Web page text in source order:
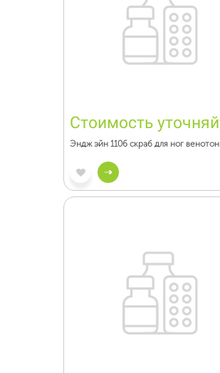
Стоимость
Эндж эйн 1106 скраб для ног